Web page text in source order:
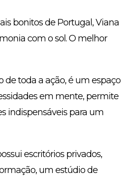
bonitos de Portugal, Viana
com o sol. O melhor
de toda a ação, é um espaço
em mente, permite
indispensáveis para um
escritórios privados,
um estúdio de